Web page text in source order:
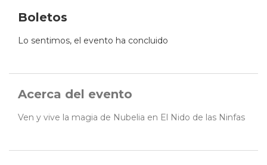
Boletos
Lo sentimos, el evento ha concluido
Acerca del evento
Ven y vive la magia de Nubelia en El Nido de las Ninfas